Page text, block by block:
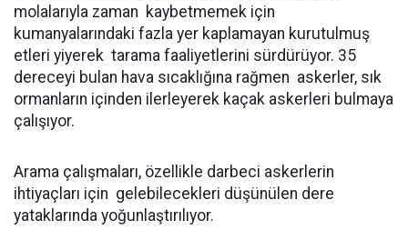
molalarıyla zaman kaybetmemek için
kumanyalarındaki fazla yer kaplamayan kurutulmuş
etleri yiyerek tarama faaliyetlerini sürdürüyor. 35
dereceyi bulan hava sıcaklığına rağmen askerler, sık
ormanların içinden ilerleyerek kaçak askerleri bulmaya
çalışıyor.
Arama çalışmaları, özellikle darbeci askerlerin
ihtiyaçları için gelebilecekleri düşünülen dere
yataklarında yoğunlaştırılıyor.